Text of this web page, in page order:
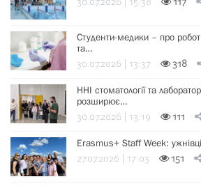
Студенти-медики – про
та…
30.07.2026 | 13:37 318
ННІ стоматології та
розширює…
30.07.2026 | 13:19 111
Erasmus+ Staff Week:
27.07.2026 | 17:03 151